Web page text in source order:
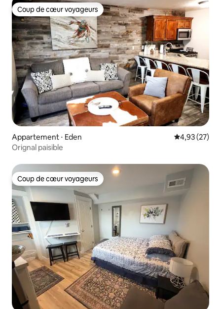
Coup de cœur voyageurs
Coup de cœur voyageurs
Appartement ⋅ Eden Évaluation
4,93 (27)
Orignal paisible
Coup de cœur voyageurs
Coup de cœur voyageurs